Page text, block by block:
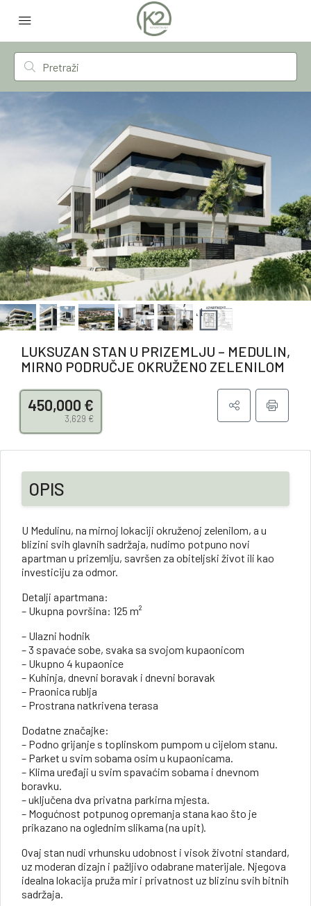
LUKSUZAN STAN U PRIZEMLJU – MEDULIN,
MIRNO PODRUČJE OKRUŽENO ZELENILOM
450,000 €
3,629 €
OPIS
U Medulinu, na mirnoj lokaciji okruženoj zelenilom, a u
blizini svih glavnih sadržaja, nudimo potpuno novi
apartman u prizemlju, savršen za obiteljski život ili kao
investiciju za odmor.
Detalji apartmana:
– Ukupna površina: 125 m²
– Ulazni hodnik
– 3 spavaće sobe, svaka sa svojom kupaonicom
– Ukupno 4 kupaonice
– Kuhinja, dnevni boravak i dnevni boravak
– Praonica rublja
– Prostrana natkrivena terasa
Dodatne značajke:
– Podno grijanje s toplinskom pumpom u cijelom stanu.
– Parket u svim sobama osim u kupaonicama.
– Klima uređaji u svim spavaćim sobama i dnevnom
boravku.
– uključena dva privatna parkirna mjesta.
– Mogućnost potpunog opremanja stana kao što je
prikazano na oglednim slikama (na upit).
Ovaj stan nudi vrhunsku udobnost i visok životni standard,
uz moderan dizajn i pažljivo odabrane materijale. Njegova
idealna lokacija pruža mir i privatnost uz blizinu svih bitnih
sadržaja.